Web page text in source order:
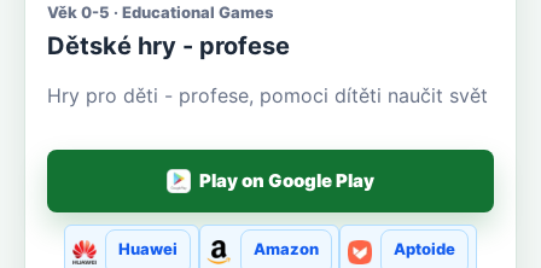
Věk 0-5 · Educational Games
Dětské hry - profese
Hry pro děti - profese, pomoci dítěti naučit svět
Play on Google Play
Huawei Amazon Aptoide